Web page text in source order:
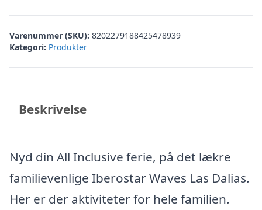
Varenummer (SKU): 8202279188425478939
Kategori: Produkter
Beskrivelse
Nyd din All Inclusive ferie, på det lækre
familievenlige Iberostar Waves Las Dalias.
Her er der aktiviteter for hele familien.